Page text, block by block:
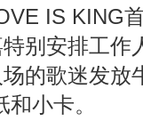
IS KING
别安排工作
的歌迷发放
小卡。